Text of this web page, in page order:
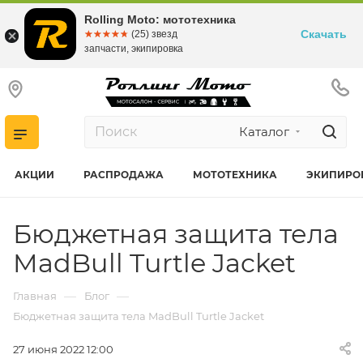
Каталог
АКЦИИ РАСПРОДАЖА МОТОТЕХНИКА
Бюджетная защита тела
MadBull Turtle Jacket
Главная — Блог —
Бюджетная защита тела MadBull Turtle Jacket
27 июня 2022 12:00
Rolling Moto: мототехника
☆☆☆☆☆
★★★★★ (25) звезд
запчасти, экипировка
Скачать